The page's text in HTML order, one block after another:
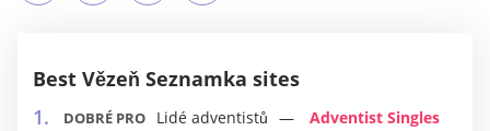
Best Vězeň Seznamka sites
DOBRÉ PRO Lidé adventistů Adventist Singles